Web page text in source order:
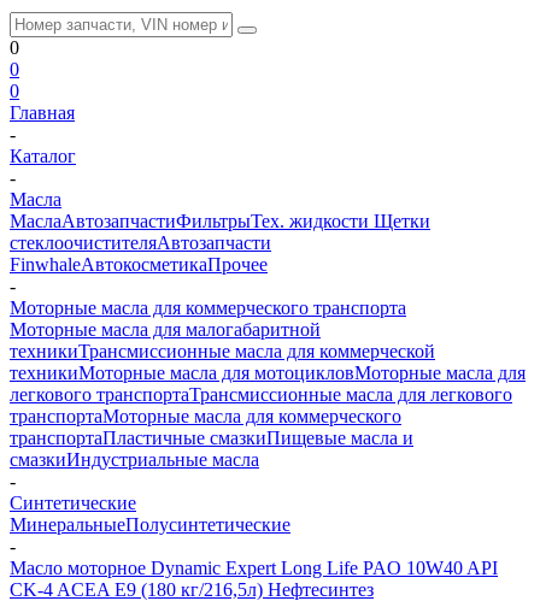
0
0
0
Главная
-
Каталог
-
Масла
МаслаАвтозапчастиФильтрыТех. жидкости Щетки
стеклоочистителяАвтозапчасти
FinwhaleАвтокосметикаПрочее
-
Моторные масла для коммерческого транспорта
Моторные масла для малогабаритной
техникиТрансмиссионные масла для коммерческой
техникиМоторные масла для мотоцикловМоторные масла для
легкового транспортаТрансмиссионные масла для легкового
транспортаМоторные масла для коммерческого
транспортаПластичные смазкиПищевые масла и
смазкиИндустриальные масла
-
Синтетические
МинеральныеПолусинтетические
-
Масло моторное Dynamic Expert Long Life PAO 10W40 API
CK-4 ACEA E9 (180 кг/216,5л) Нефтесинтез